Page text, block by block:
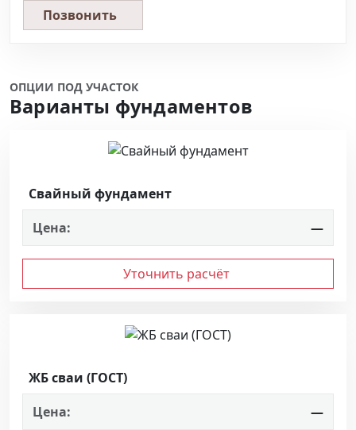
Позвонить
ОПЦИИ ПОД УЧАСТОК
Варианты фундаментов
Свайный фундамент
Цена:
—
Уточнить расчёт
ЖБ сваи (ГОСТ)
Цена:
—